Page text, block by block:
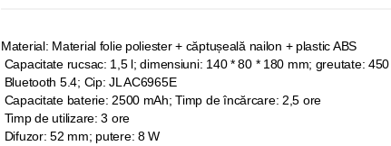
Material: Material folie poliester + căptușeală nailon + plastic ABS
Capacitate rucsac: 1,5 l; dimensiuni: 140 * 80 * 180 mm; greutate:
Bluetooth 5.4; Cip: JL AC6965E
Capacitate baterie: 2500 mAh; Timp de încărcare: 2,5 ore
Timp de utilizare: 3 ore
Difuzor: 52 mm; putere: 8 W